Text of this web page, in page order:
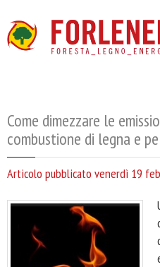
Come dimezzare le
combustione di legna e
Articolo pubblicato venerdì 19